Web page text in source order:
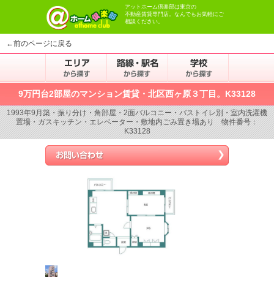
アットホーム倶楽部は東京の
不動産賃貸専門店。なんでもお気軽にご
相談ください。
←前のページに戻る
9万円台2部屋のマンション賃貸・北区西ヶ原３丁目。K33128
1993年9月築・振り分け・角部屋・2面バルコニー・バストイレ別・室内洗濯機
置場・ガスキッチン・エレベーター・敷地内ごみ置き場あり 物件番号：
K33128